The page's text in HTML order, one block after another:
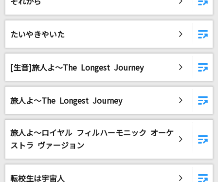
たいやきやいた
[生音]旅人よ～The Longest Journey
旅人よ～The Longest Journey
旅人よ～ロイヤル フィルハーモニック オーケ
ストラ ヴァージョン
転校生は宇宙人